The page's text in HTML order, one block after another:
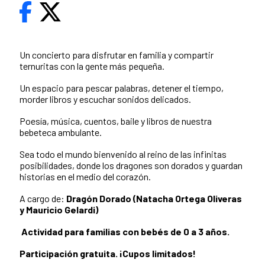
Un concierto para disfrutar en familia y compartir
ternuritas con la gente más pequeña.
Un espacio para pescar palabras, detener el tiempo,
morder libros y escuchar sonidos delicados.
Poesía, música, cuentos, baile y libros de nuestra
bebeteca ambulante.
Sea todo el mundo bienvenido al reino de las infinitas
posibilidades, donde los dragones son dorados y guardan
historias en el medio del corazón.
A cargo de: Dragón Dorado (Natacha Ortega Oliveras
y Mauricio Gelardi)
Actividad para familias con bebés de 0 a 3 años.
Participación gratuita. ¡Cupos limitados!